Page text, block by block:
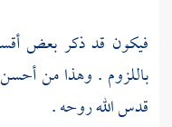
فيكون قد ذكر بعض
باللزوم . وهذا من
قدس الله روحه .